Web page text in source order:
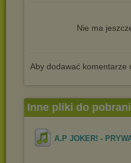
Nie ma
Aby dodawać komentarze
Inne pliki do
A.P JOKER! -